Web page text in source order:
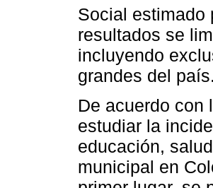
Social estimado
resultados se
incluyendo
grandes del país.
De acuerdo con
estudiar la
educación,
municipal en